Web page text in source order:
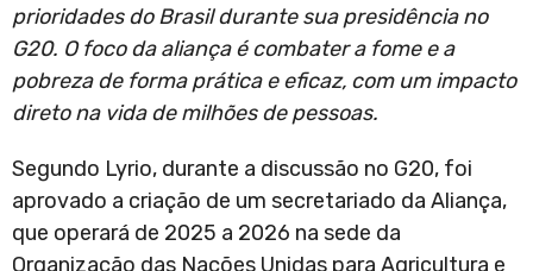
prioridades do Brasil durante sua presidência no
G20. O foco da aliança é combater a fome e a
pobreza de forma prática e eficaz, com um impacto
direto na vida de milhões de pessoas.
Segundo Lyrio, durante a discussão no G20, foi
aprovado a criação de um secretariado da Aliança,
que operará de 2025 a 2026 na sede da
Organização das Nações Unidas para Agricultura e